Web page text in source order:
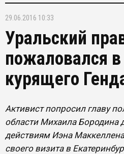
29.06.2016 10:33
Уральский
пожаловался
курящего
Активист попросил главу
области Михаила Бородина
действиям Иэна
своего визита в